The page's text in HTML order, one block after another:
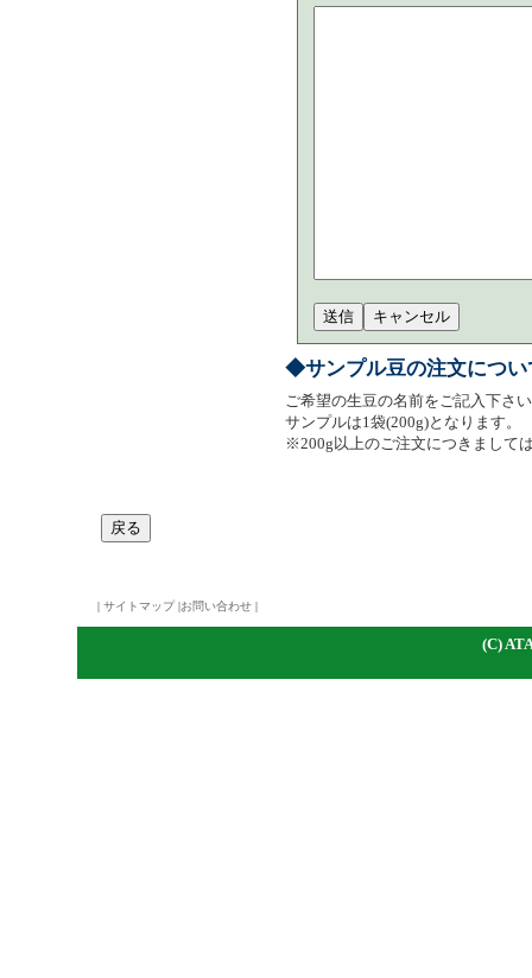
◆サンプル豆の注文につい
ご希望の生豆の名前をご記入下さ
サンプルは1袋(200g)となります。
※200g以上のご注文につきまして
| サイトマップ|お問い合わせ |
(C) A